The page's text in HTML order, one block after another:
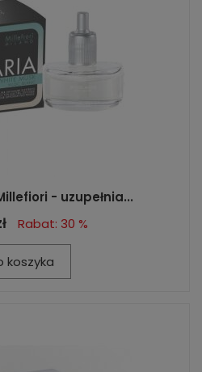
- uzupełnia...
Rabat: 30 %
koszyka